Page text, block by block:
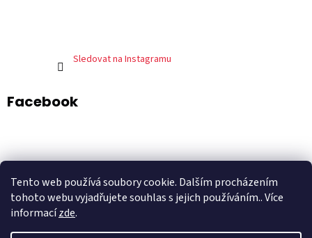
Tento web používá soubory cookie. Dalším procházením
tohoto webu vyjadřujete souhlas s jejich používáním.. Více
informacízde.
Sledovat na Instagramu
Facebook
Shoptet.cz